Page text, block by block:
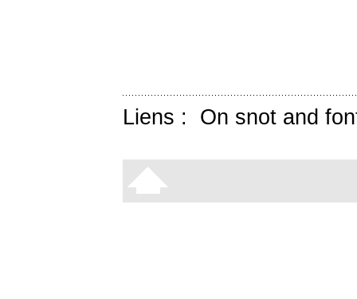
Liens : On snot and